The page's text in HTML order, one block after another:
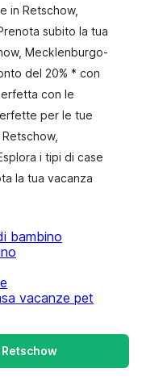
in Retschow,
subito la tua
Mecklenburgo-
del 20% * con
con le
per le tue
i tipi di case
la tua vacanza
bambino
vacanze pet